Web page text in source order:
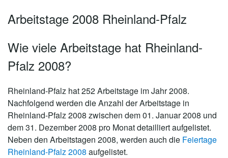
Arbeitstage 2008 Rheinland-Pfalz
Wie viele Arbeitstage hat Rheinland-
Pfalz 2008?
Rheinland-Pfalz hat 252 Arbeitstage im Jahr 2008.
Nachfolgend werden die Anzahl der Arbeitstage in
Rheinland-Pfalz 2008 zwischen dem 01. Januar 2008 und
dem 31. Dezember 2008 pro Monat detailliert aufgelistet.
Neben den Arbeitstagen 2008, werden auch die Feiertage
Rheinland-Pfalz 2008 aufgelistet.